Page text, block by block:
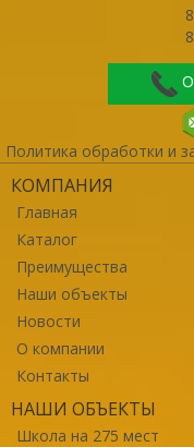
Политика обработки и
КОМПАНИЯ
Главная
Каталог
Преимущества
Наши объекты
Новости
О компании
Контакты
НАШИ ОБЪЕКТЫ
Школа на 275 мест